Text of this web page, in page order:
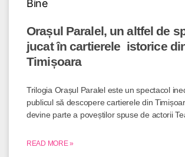
Orașul Paralel, un altfel de
jucat în cartierele istorice
Timișoara
Trilogia Orașul Paralel este un spectacol
publicul să descopere cartierele din
devine parte a poveștilor spuse de actorii
READ MORE »